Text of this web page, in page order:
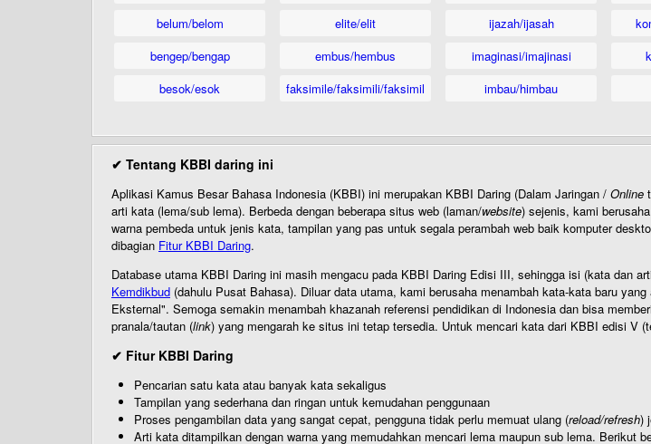
belum/belom
bengep/bengap
besok/esok
elite/elit
embus/hembus
faksimile/faksimili/faksimil
ijazah/ijasah
imaginasi/imajinasi
imbau/himbau
✔ Tentang KBBI daring ini
Aplikasi Kamus Besar Bahasa Indonesia (KBBI) ini merupakan KBBI Daring (Dalam Jaringan / Online
arti kata (lema/sub lema). Berbeda dengan beberapa situs web (laman/website) sejenis, kami
warna pembeda untuk jenis kata, tampilan yang pas untuk segala perambah web baik komputer
dibagian Fitur KBBI Daring.
Database utama KBBI Daring ini masih mengacu pada KBBI Daring Edisi III, sehingga isi (kata dan
Kemdikbud (dahulu Pusat Bahasa). Diluar data utama, kami berusaha menambah kata-kata baru
Eksternal". Semoga semakin menambah khazanah referensi pendidikan di Indonesia dan bisa
pranala/tautan (link) yang mengarah ke situs ini tetap tersedia. Untuk mencari kata dari KBBI edisi V
✔ Fitur KBBI Daring
Pencarian satu kata atau banyak kata sekaligus
Tampilan yang sederhana dan ringan untuk kemudahan penggunaan
Proses pengambilan data yang sangat cepat, pengguna tidak perlu memuat ulang (reload/refresh)
Arti kata ditampilkan dengan warna yang memudahkan mencari lema maupun sub lema. Berikut